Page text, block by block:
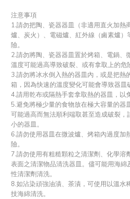
注意事項
1.請勿把陶、瓷器器皿（非適用直火加熱
爐、炭火）、電磁爐、紅外線（鹵素爐
險。
2.請勿將陶、瓷器器皿置於烤箱、電鍋、
溫度可能過高導致破裂、或有拿取上的危
3.請勿將冰水倒入熱的器皿內，或是把熱
箱，因為快速的溫度變化可能會導致器皿
4.請用乾布或隔熱手套拿取熱的器皿，以
5.避免將極少量的食物放在極大容量的器
可能過高而無法順利端取甚至造成破裂
小的器皿。
6.請勿使用器皿在微波爐、烤箱內過度加
險。
7.請勿使用有粗糙顆粒之清潔劑、化學溶
表面之清潔物品清洗器皿。儘可能用海
性清潔劑清洗。
8.如沾染頑強油漬、茶漬，可使用以溫水
技海綿清洗。